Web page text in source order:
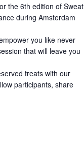
the 6th edition of Sweat
during Amsterdam
you like never
that will leave you
treats with our
participants, share